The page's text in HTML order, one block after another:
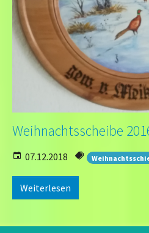
Weihnachtsscheibe
07.12.2018
Weiterlesen